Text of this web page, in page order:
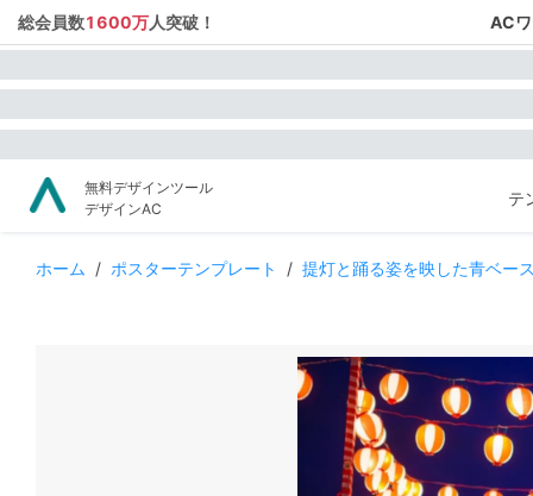
総会員数1600万人突破！ AC
無料デザインツール
デザインAC
テ
ホーム / ポスターテンプレート / 提灯と踊る姿を映した青ベー